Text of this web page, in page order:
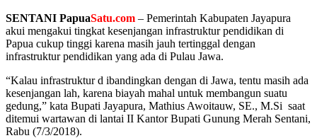
SENTANI PapuaSatu.com – Pemerintah Kabupaten Jayapura
akui mengakui tingkat kesenjangan infrastruktur pendidikan di
Papua cukup tinggi karena masih jauh tertinggal dengan
infrastruktur pendidikan yang ada di Pulau Jawa.
“Kalau infrastruktur d ibandingkan dengan di Jawa, tentu masih ada
kesenjangan lah, karena biayah mahal untuk membangun suatu
gedung,” kata Bupati Jayapura, Mathius Awoitauw, SE., M.Si saat
ditemui wartawan di lantai II Kantor Bupati Gunung Merah Sentani,
Rabu (7/3/2018).